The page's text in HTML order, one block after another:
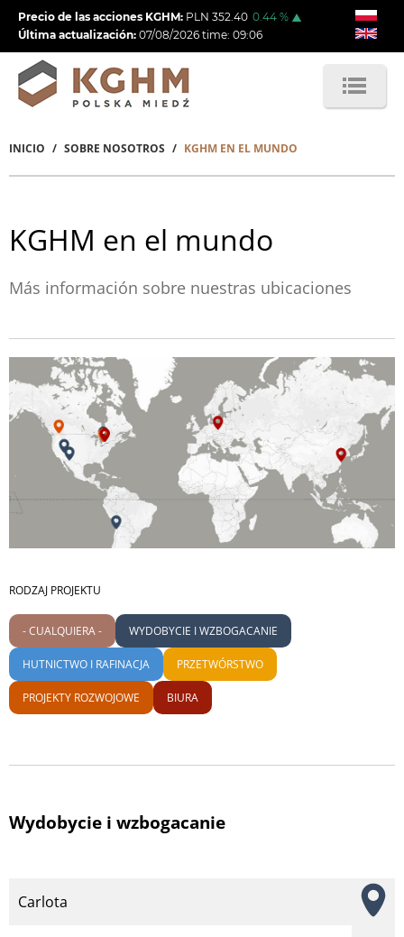
Pasar
contenido
principal
Precio de las acciones KGHM: PLN 352.40 0.44 %
Última actualización: 07/08/2026 time: 09:06
Sobrescribir
de
ayuda
a
navegación
INICIO SOBRE NOSOTROS KGHM EN EL MUNDO
KGHM en el mundo
Más información sobre nuestras ubicaciones
RODZAJ PROJEKTU
- CUALQUIERA - WYDOBYCIE I WZBOGACANIE
HUTNICTWO I RAFINACJA PRZETWÓRSTWO
PROJEKTY ROZWOJOWE BIURA
Wydobycie i wzbogacanie
Carlota